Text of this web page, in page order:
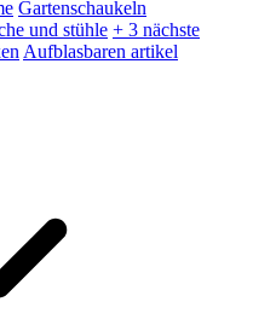
Gartenschaukeln
und stühle + 3 nächste
Aufblasbaren artikel